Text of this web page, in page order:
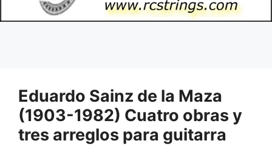
Eduardo Sainz de la Maza
(1903-1982) Cuatro obras y
tres arreglos para guitarra